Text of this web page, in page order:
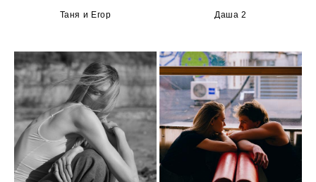
Таня и Егор Даша 2